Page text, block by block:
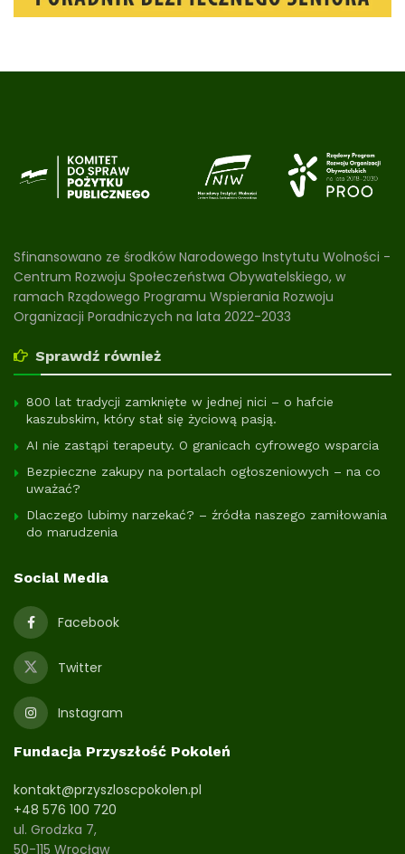
Sfinansowano ze środków Narodowego Instytutu Wolności -
Centrum Rozwoju Społeczeństwa Obywatelskiego, w
ramach Rządowego Programu Wspierania Rozwoju
Organizacji Poradniczych na lata 2022-2033
Sprawdź również
800 lat tradycji zamknięte w jednej nici – o hafcie
kaszubskim, który stał się życiową pasją.
AI nie zastąpi terapeuty. O granicach cyfrowego wsparcia
Bezpieczne zakupy na portalach ogłoszeniowych – na co
uważać?
Dlaczego lubimy narzekać? – źródła naszego zamiłowania
do marudzenia
Social Media
Facebook
Twitter
Instagram
Fundacja Przyszłość Pokoleń
kontakt@przyszloscpokolen.pl
+48 576 100 720
ul. Grodzka 7,
50-115 Wrocław